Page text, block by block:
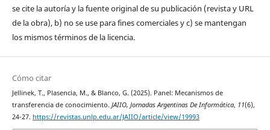
se cite la autoría y la fuente original de su publicación (revista y URL
de la obra), b) no se use para fines comerciales y c) se mantengan
los mismos términos de la licencia.
Cómo citar
Jellinek, T., Plasencia, M., & Blanco, G. (2025). Panel: Mecanismos de
transferencia de conocimiento. JAIIO, Jornadas Argentinas De Informática, 11(6),
24-27. https://revistas.unlp.edu.ar/JAIIO/article/view/19993